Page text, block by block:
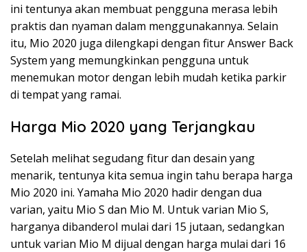
ini tentunya akan membuat pengguna merasa lebih
praktis dan nyaman dalam menggunakannya. Selain
itu, Mio 2020 juga dilengkapi dengan fitur Answer Back
System yang memungkinkan pengguna untuk
menemukan motor dengan lebih mudah ketika parkir
di tempat yang ramai.
Harga Mio 2020 yang Terjangkau
Setelah melihat segudang fitur dan desain yang
menarik, tentunya kita semua ingin tahu berapa harga
Mio 2020 ini. Yamaha Mio 2020 hadir dengan dua
varian, yaitu Mio S dan Mio M. Untuk varian Mio S,
harganya dibanderol mulai dari 15 jutaan, sedangkan
untuk varian Mio M dijual dengan harga mulai dari 16